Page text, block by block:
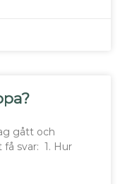
gått och
svar: 1. Hur